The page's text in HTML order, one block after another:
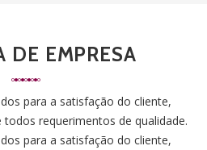
DE EMPRESA
para a satisfação do cliente,
requerimentos de qualidade.
para a satisfação do cliente,